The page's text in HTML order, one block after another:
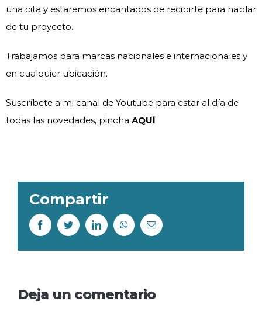
una cita y estaremos encantados de recibirte para hablar
de tu proyecto.
Trabajamos para marcas nacionales e internacionales y
en cualquier ubicación.
Suscríbete a mi canal de Youtube para estar al día de
todas las novedades, pincha AQUÍ
Compartir
Deja un comentario